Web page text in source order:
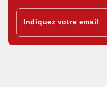
Indiquez votre email